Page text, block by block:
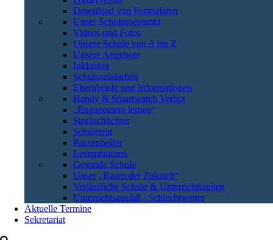
Download von Formularen
Unser Schulprogramm
Videos und Fotos
Unsere Schule von A bis Z
Unsere Angebote
Inklusion
Schulsozialarbeit
Elternbriefe und Informationen
Handy & Smartwatch Verbot
„Engagement lernen“
Streitschlichter
Schülerrat
Pausenhelfer
Lesementoren
Gesunde Schule
Unser „Raum der Zukunft“
Verlässliche Schule & Unterrichtszeiten
Unterrichtsausfall / Schlechtwetter
Aktuelle Termine
Sekretariat